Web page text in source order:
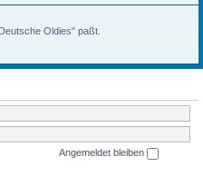
Oldies" paßt.
Angemeldet bleiben